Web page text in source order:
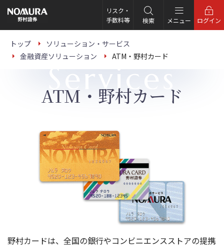
の
ー
リスク・
手数料等
検索 メニュー ログイン
トップ
ソリューション・サービス
金融資産ソリューション
ATM・野村カード
Services
ATM・野村カード
野村カードは、全国の銀行やコンビニエンスストアの提携